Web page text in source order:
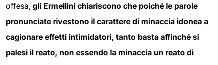
offesa, gli Ermellini chiariscono che poiché le parole
pronunciate rivestono il carattere di minaccia idonea a
cagionare effetti intimidatori, tanto basta affinché si
palesi il reato, non essendo la minaccia un reato di